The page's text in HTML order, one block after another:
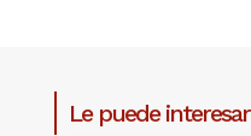
Le puede interesar